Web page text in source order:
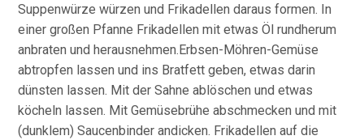
Suppenwürze würzen und Frikadellen daraus formen. In
einer großen Pfanne Frikadellen mit etwas Öl rundherum
anbraten und herausnehmen.Erbsen-Möhren-Gemüse
abtropfen lassen und ins Bratfett geben, etwas darin
dünsten lassen. Mit der Sahne ablöschen und etwas
köcheln lassen. Mit Gemüsebrühe abschmecken und mit
(dunklem) Saucenbinder andicken. Frikadellen auf die